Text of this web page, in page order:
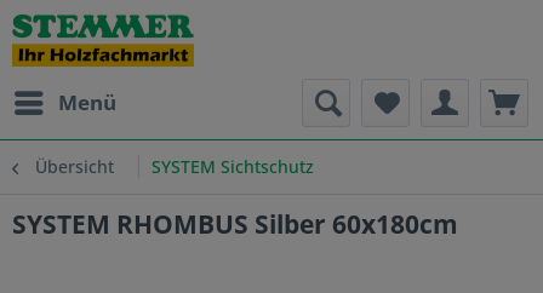
Menü
Übersicht SYSTEM Sichtschutz
SYSTEM RHOMBUS Silber 60x180cm